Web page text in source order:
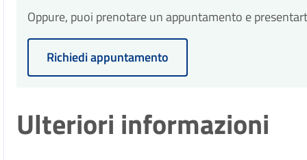
Oppure, puoi prenotare un appuntamento e
Richiedi appuntamento
Ulteriori informazioni